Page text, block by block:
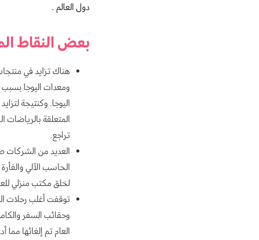
دول العالم .
بعض النقاط
هناك تزايد في منتجات
ومعدات اليوجا
اليوجا. وكنتيجة
المتعلقة
تراجع.
العديد من الشركات
الحاسب الآلي
لخلق مكتب منزلي
توقفت أغلب رحلات
وحقائب السفر
العام تم إلغائها